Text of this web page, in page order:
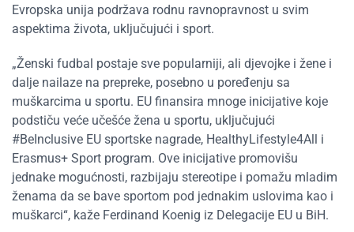
Evropska unija podržava rodnu ravnopravnost u svim
aspektima života, uključujući i sport.
„Ženski fudbal postaje sve popularniji, ali djevojke i žene i
dalje nailaze na prepreke, posebno u poređenju sa
muškarcima u sportu. EU finansira mnoge inicijative koje
podstiču veće učešće žena u sportu, uključujući
#BeInclusive EU sportske nagrade, HealthyLifestyle4All i
Erasmus+ Sport program. Ove inicijative promovišu
jednake mogućnosti, razbijaju stereotipe i pomažu mladim
ženama da se bave sportom pod jednakim uslovima kao i
muškarci“, kaže Ferdinand Koenig iz Delegacije EU u BiH.